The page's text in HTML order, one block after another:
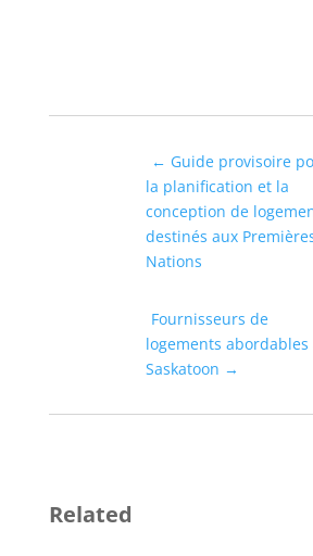
← Guide provisoire
la planification et la
conception de
destinés aux
Nations
Fournisseurs de
logements abordables
Saskatoon →
Related